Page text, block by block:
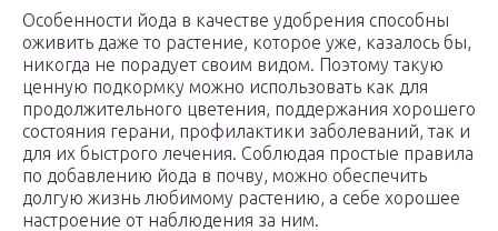
Особенности йода в качестве удобрения способны
оживить даже то растение, которое уже, казалось бы,
никогда не порадует своим видом. Поэтому такую
ценную подкормку можно использовать как для
продолжительного цветения, поддержания хорошего
состояния герани, профилактики заболеваний, так и
для их быстрого лечения. Соблюдая простые правила
по добавлению йода в почву, можно обеспечить
долгую жизнь любимому растению, а себе хорошее
настроение от наблюдения за ним.